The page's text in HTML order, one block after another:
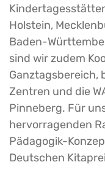
Holstein,
Baden-
sind wir zudem
Ganztagsbereich,
Zentren und die
Pinneberg. Für
hervorragenden
Pädagogik-
Deutschen